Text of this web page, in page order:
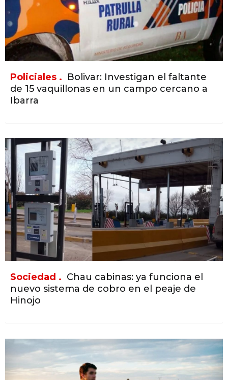
Policiales . Bolivar: Investigan el faltante
de 15 vaquillonas en un campo cercano a
Ibarra
Sociedad . Chau cabinas: ya funciona el
nuevo sistema de cobro en el peaje de
Hinojo